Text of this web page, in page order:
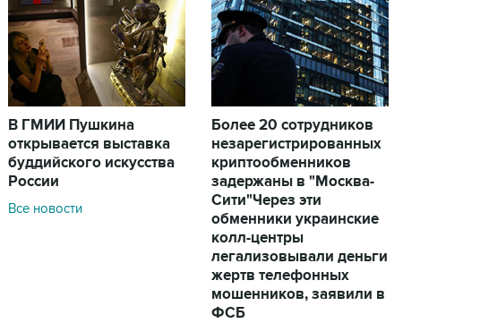
В ГМИИ Пушкина
открывается выставка
буддийского искусства
России
Все новости
Более 20 сотрудников
незарегистрированных
криптообменников
задержаны в "Москва-
Сити"Через эти
обменники украинские
колл-центры
легализовывали деньги
жертв телефонных
мошенников, заявили в
ФСБ